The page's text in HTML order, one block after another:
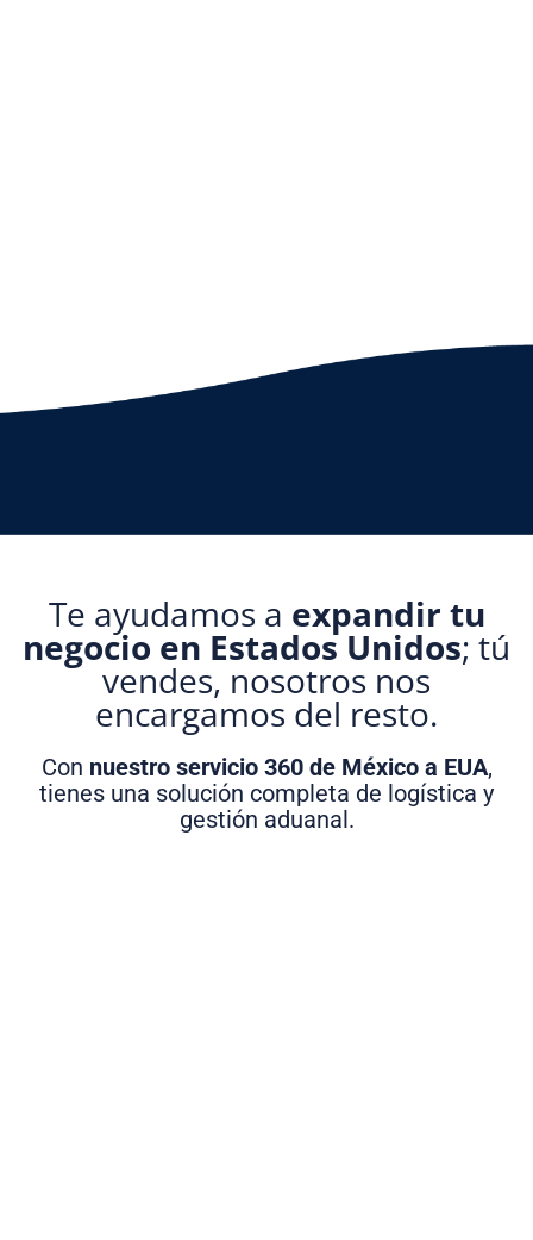
Te ayudamos a expandir tu
negocio en Estados Unidos; tú
vendes, nosotros nos
encargamos del resto.
Con nuestro servicio 360 de México a EUA,
tienes una solución completa de logística y
gestión aduanal.